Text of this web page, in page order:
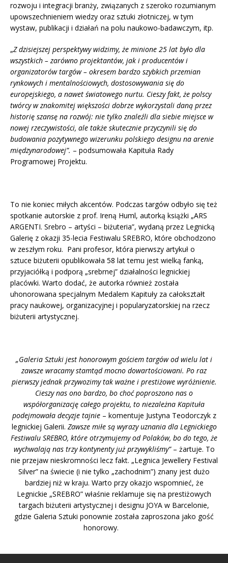
rozwoju i integracji branży, związanych z szeroko rozumianym
upowszechnieniem wiedzy oraz sztuki złotniczej, w tym
wystaw, publikacji i działań na polu naukowo-badawczym, itp.
„Z dzisiejszej perspektywy widzimy, że minione 25 lat było dla
wszystkich – zarówno projektantów, jak i producentów i
organizatorów targów – okresem bardzo szybkich przemian
rynkowych i mentalnościowych, dostosowywania się do
europejskiego, a nawet światowego nurtu. Cieszy fakt, że polscy
twórcy w znakomitej większości dobrze wykorzystali daną przez
historię szansę na rozwój: nie tylko znaleźli dla siebie miejsce w
nowej rzeczywistości, ale także skutecznie przyczynili się do
budowania pozytywnego wizerunku polskiego designu na arenie
międzynarodowej”. – podsumowała Kapituła Rady
Programowej Projektu.
To nie koniec miłych akcentów. Podczas targów odbyło się też
spotkanie autorskie z prof. Ireną Huml, autorką książki „ARS
ARGENTI. Srebro – artyści – biżuteria”, wydaną przez Legnicką
Galerię z okazji 35-lecia Festiwalu SREBRO, które obchodzono
w zeszłym roku. Pani profesor, która pierwszy artykuł o
sztuce biżuterii opublikowała 58 lat temu jest wielką fanką,
przyjaciółką i podporą „srebrnej” działalności legnickiej
placówki. Warto dodać, że autorka również została
uhonorowana specjalnym Medalem Kapituły za całokształt
pracy naukowej, organizacyjnej i popularyzatorskiej na rzecz
biżuterii artystycznej.
„Galeria Sztuki jest honorowym gościem targów od wielu lat i
zawsze wracamy stamtąd mocno dowartościowani. Po raz
pierwszy jednak przywozimy tak ważne i prestiżowe wyróżnienie.
Cieszy nas ono bardzo, bo choć poproszono nas o
współorganizację całego projektu, to niezależna Kapituła
podejmowała decyzje tajnie– komentuje Justyna Teodorczyk z
legnickiej Galerii. Zawsze miłe są wyrazy uznania dla Legnickiego
Festiwalu SREBRO, które otrzymujemy od Polaków, bo do tego, że
wychwalają nas trzy kontynenty już przywykliśmy” – żartuje. To
nie przejaw nieskromności lecz fakt. „Legnica Jewellery Festival
Silver” na świecie (i nie tylko „zachodnim”) znany jest dużo
bardziej niż w kraju. Warto przy okazjo wspomnieć, że
Legnickie „SREBRO” właśnie reklamuje się na prestiżowych
targach biżuterii artystycznej i designu JOYA w Barcelonie,
gdzie Galeria Sztuki ponownie została zaproszona jako gość
honorowy.